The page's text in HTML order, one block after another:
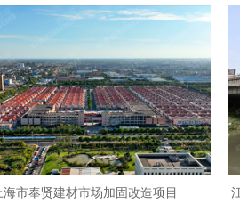
海市奉贤建材市场加固改造项目